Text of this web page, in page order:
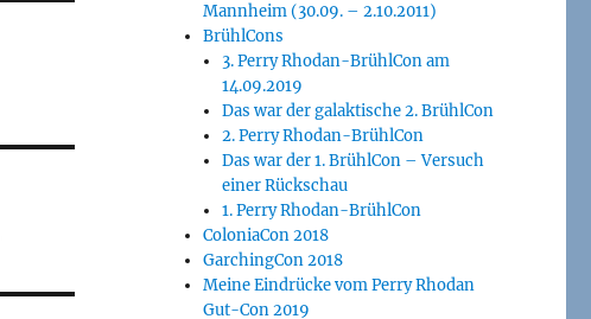
Mannheim (30.09. – 2.10.2011)
BrühlCons
3. Perry Rhodan-BrühlCon am
14.09.2019
Das war der galaktische 2. BrühlCon
2. Perry Rhodan-BrühlCon
Das war der 1. BrühlCon – Versuch
einer Rückschau
1. Perry Rhodan-BrühlCon
ColoniaCon 2018
GarchingCon 2018
Meine Eindrücke vom Perry Rhodan
Gut-Con 2019